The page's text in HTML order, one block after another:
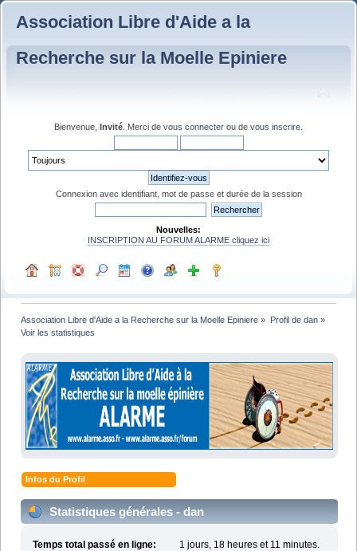
Association Libre d'Aide a la
Recherche sur la Moelle Epiniere
Bienvenue, Invité . Merci de vous connecter ou de vous inscrire
Connexion avec identifiant, mot de passe et durée de la session
Nouvelles:
INSCRIPTION AU FORUM ALARME cliquez ici
Association Libre d'Aide a la Recherche sur la Moelle Epiniere » Profil de dan»
Voir les statistiques
Infos du Profil
Statistiques générales - dan
Temps total passé en ligne:
1 jours, 18 heures et 11 minutes.